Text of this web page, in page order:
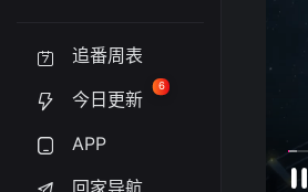
追番周表
今日更新
6
APP
回家导航